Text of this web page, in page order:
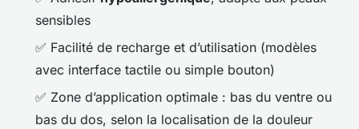
sensibles
✅ Facilité de recharge et d’utilisation (modèles
avec interface tactile ou simple bouton)
✅ Zone d’application optimale : bas du ventre ou
bas du dos, selon la localisation de la douleur